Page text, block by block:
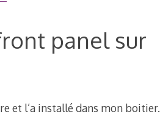
panel sur
et l’a installé dans mon boitier.